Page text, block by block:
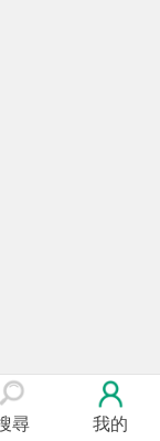
尋 我的